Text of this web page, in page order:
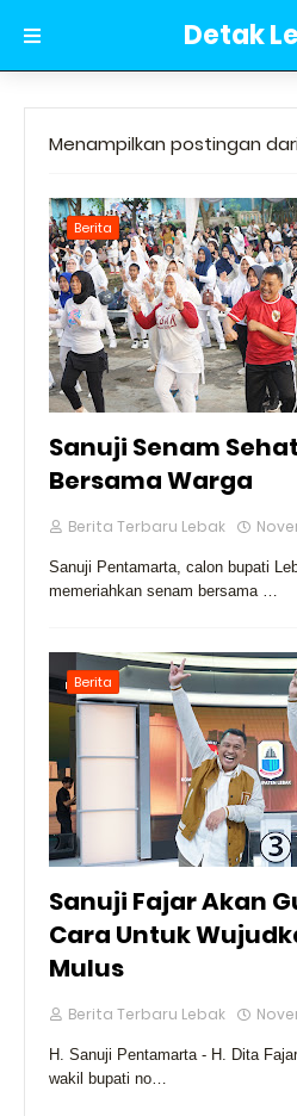
Detak
Menampilkan postingan
Berita
Sanuji Senam
Bersama Warga
Berita Terbaru Lebak
Sanuji Pentamarta, calon bupati
memeriahkan senam bersama …
Berita
Sanuji Fajar Akan
Cara Untuk
Mulus
Berita Terbaru Lebak
H. Sanuji Pentamarta - H. Dita
wakil bupati no…